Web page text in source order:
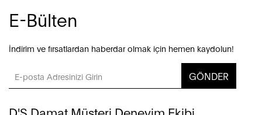
E-Bülten
İndirim ve fırsatlardan haberdar olmak için hemen kaydolun!
GÖNDER
D'S Damat Müşteri Deneyim Ekibi